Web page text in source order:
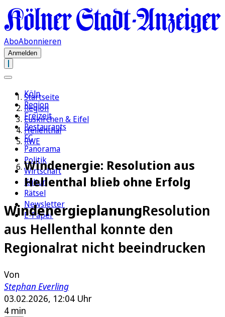
AboAbonnieren
Anmelden
Köln
Region
Freizeit
Restaurants
FC
Panorama
Politik
Wirtschaft
Kultur
Rätsel
Newsletter
E-Paper
Startseite
Region
Euskirchen & Eifel
Hellenthal
RWE
Windenergie: Resolution aus
Hellenthal blieb ohne Erfolg
WindenergieplanungResolution
aus Hellenthal konnte den
Regionalrat nicht beeindrucken
Von
Stephan Everling
03.02.2026, 12:04 Uhr
4 min